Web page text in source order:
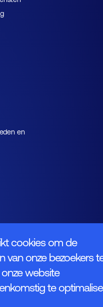
cookies om de
van onze bezoekers
website
te
en